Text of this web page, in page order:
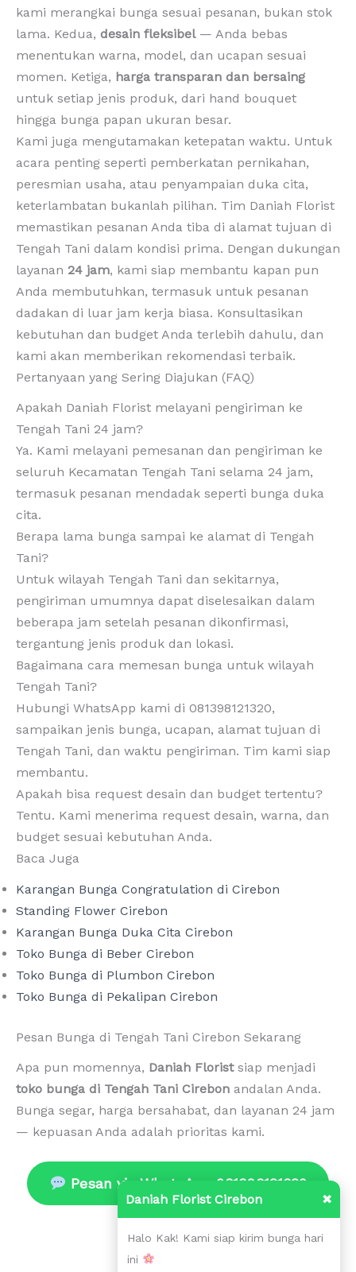
kami merangkai bunga sesuai pesanan, bukan stok
lama. Kedua, desain fleksibel— Anda bebas
menentukan warna, model, dan ucapan sesuai
momen. Ketiga, harga transparan dan bersaing
untuk setiap jenis produk, dari hand bouquet
hingga bunga papan ukuran besar.
Kami juga mengutamakan ketepatan waktu. Untuk
acara penting seperti pemberkatan pernikahan,
peresmian usaha, atau penyampaian duka cita,
keterlambatan bukanlah pilihan. Tim Daniah Florist
memastikan pesanan Anda tiba di alamat tujuan di
Tengah Tani dalam kondisi prima. Dengan dukungan
layanan 24 jam, kami siap membantu kapan pun
Anda membutuhkan, termasuk untuk pesanan
dadakan di luar jam kerja biasa. Konsultasikan
kebutuhan dan budget Anda terlebih dahulu, dan
kami akan memberikan rekomendasi terbaik.
Pertanyaan yang Sering Diajukan (FAQ)
Apakah Daniah Florist melayani pengiriman ke
Tengah Tani 24 jam?
Ya. Kami melayani pemesanan dan pengiriman ke
seluruh Kecamatan Tengah Tani selama 24 jam,
termasuk pesanan mendadak seperti bunga duka
cita.
Berapa lama bunga sampai ke alamat di Tengah
Tani?
Untuk wilayah Tengah Tani dan sekitarnya,
pengiriman umumnya dapat diselesaikan dalam
beberapa jam setelah pesanan dikonfirmasi,
tergantung jenis produk dan lokasi.
Bagaimana cara memesan bunga untuk wilayah
Tengah Tani?
Hubungi WhatsApp kami di 081398121320,
sampaikan jenis bunga, ucapan, alamat tujuan di
Tengah Tani, dan waktu pengiriman. Tim kami siap
membantu.
Apakah bisa request desain dan budget tertentu?
Tentu. Kami menerima request desain, warna, dan
budget sesuai kebutuhan Anda.
Baca Juga
Karangan Bunga Congratulation di Cirebon
Standing Flower Cirebon
Karangan Bunga Duka Cita Cirebon
Toko Bunga di Beber Cirebon
Toko Bunga di Plumbon Cirebon
Toko Bunga di Pekalipan Cirebon
Pesan Bunga di Tengah Tani Cirebon Sekarang
Apa pun momennya, Daniah Floristsiap menjadi
toko bunga di Tengah Tani Cirebon andalan Anda.
Bunga segar, harga bersahabat, dan layanan 24 jam
— kepuasan Anda adalah prioritas kami.
Pesan via WhatsApp 081398121320
Daniah Florist Cirebon ✖
Halo Kak! Kami siap kirim bunga hari
ini